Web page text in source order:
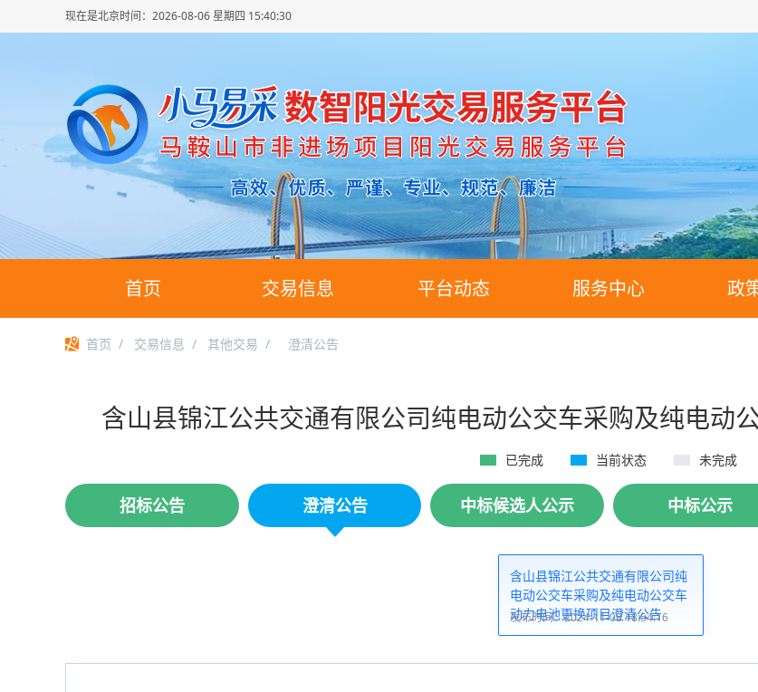
现在是北京时间： 2026-08-06 星期四 15:40:31
首页 交易信息 平台动态 服务中心 政
首页 / 交易信息 / 其他交易 / 澄清公告
含山县锦江公共交通有限公司纯电动公交车采购及纯电动
已完成 当前状态 未完成
招标公告 澄清公告 中标候选人公示 中标公示
含山县锦江公共交通有限公司纯
电动公交车采购及纯电动公交车
动力电池更换项目澄清公告
发布时间：2024-11-08 18:54:16